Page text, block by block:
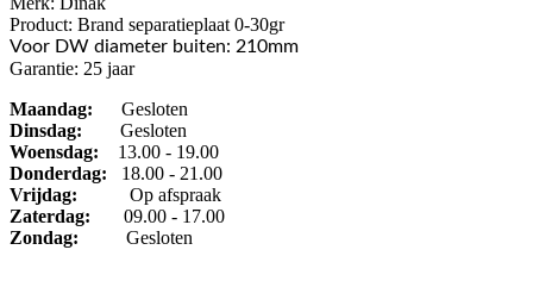
Product: Brand separatieplaat 0-30gr
Voor DW diameter buiten: 210mm
Garantie: 25 jaar
Maandag: Gesloten
Dinsdag: Gesloten
Woensdag: 13.00 - 19.00
Donderdag: 18.00 - 21.00
Vrijdag:
Op afspraak
Zaterdag: 09.00 - 17.00
Zondag: Gesloten